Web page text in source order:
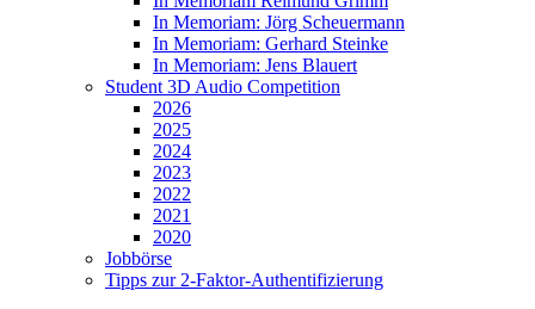
In Memoriam: Jörg Scheuermann
In Memoriam: Gerhard Steinke
In Memoriam: Jens Blauert
Student 3D Audio Competition
2026
2025
2024
2023
2022
2021
2020
Jobbörse
Tipps zur 2-Faktor-Authentifizierung